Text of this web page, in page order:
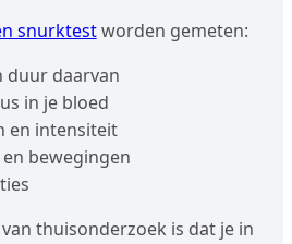
snurktestworden gemeten:
duur daarvan
in je bloed
en intensiteit
bewegingen
thuisonderzoek is dat je in